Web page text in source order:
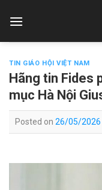
TIN GIÁO HỘI VIỆT NAM
Hãng tin Fides
mục Hà Nội
Posted on 26/05/2026